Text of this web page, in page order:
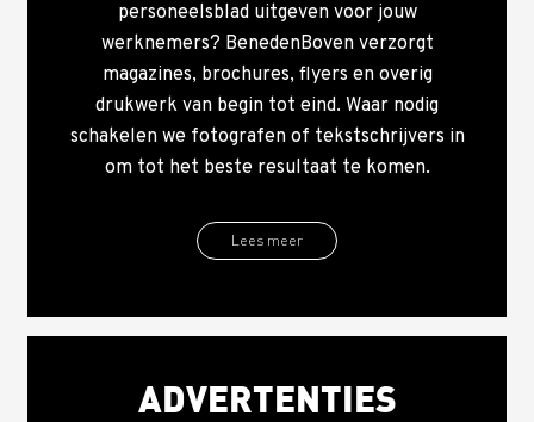
personeelsblad uitgeven voor jouw
werknemers? BenedenBoven verzorgt
magazines, brochures, flyers en overig
drukwerk van begin tot eind. Waar nodig
schakelen we fotografen of tekstschrijvers in
om tot het beste resultaat te komen.
Lees meer
ADVERTENTIES